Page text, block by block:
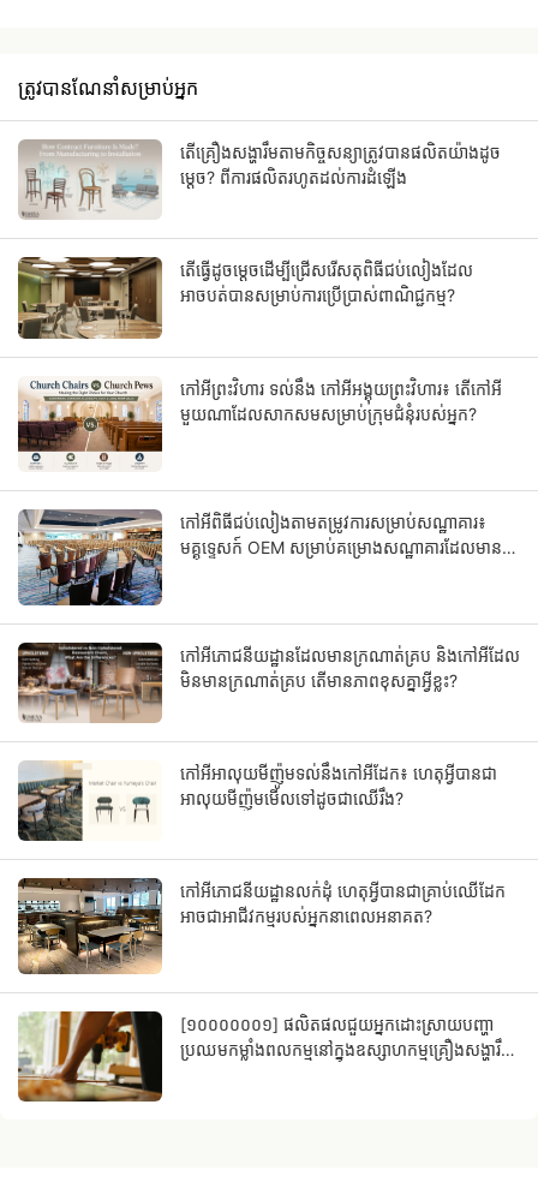
ត្រូវបានណែនាំសម្រាប់អ្នក
តើគ្រឿងសង្ហារឹមតាមកិច្ចសន្យាត្រូវបានផលិតយ៉ាងដូច
ម្តេច? ពីការផលិតរហូតដល់ការដំឡើង
តើធ្វើដូចម្តេចដើម្បីជ្រើសរើសតុពិធីជប់លៀងដែល
អាចបត់បានសម្រាប់ការប្រើប្រាស់ពាណិជ្ជកម្ម?
កៅអីព្រះវិហារ ទល់នឹង កៅអីអង្គុយព្រះវិហារ៖ តើកៅអី
មួយណាដែលសាកសមសម្រាប់ក្រុមជំនុំរបស់អ្នក?
កៅអីពិធីជប់លៀងតាមតម្រូវការសម្រាប់សណ្ឋាគារ៖
មគ្គុទ្ទេសក៍ OEM សម្រាប់គម្រោងសណ្ឋាគារដែលមាន
កៅអីភោជនីយដ្ឋានដែលមានក្រណាត់គ្រប និងកៅអីដែល
មិនមានក្រណាត់គ្រប តើមានភាពខុសគ្នាអ្វីខ្លះ?
កៅអីអាលុយមីញ៉ូមទល់នឹងកៅអីដែក៖ ហេតុអ្វីបានជា
អាលុយមីញ៉ូមមើលទៅដូចជាឈើរឹង?
កៅអីភោជនីយដ្ឋានលក់ដុំ ហេតុអ្វីបានជាគ្រាប់ឈើដែក
អាចជាអាជីវកម្មរបស់អ្នកនាពេលអនាគត?
[១០០០០០០១] ផលិតផលជួយអ្នកដោះស្រាយបញ្ហា
ប្រឈមកម្លាំងពលកម្មនៅក្នុងឧស្សាហកម្មគ្រឿងសង្ហារឹម